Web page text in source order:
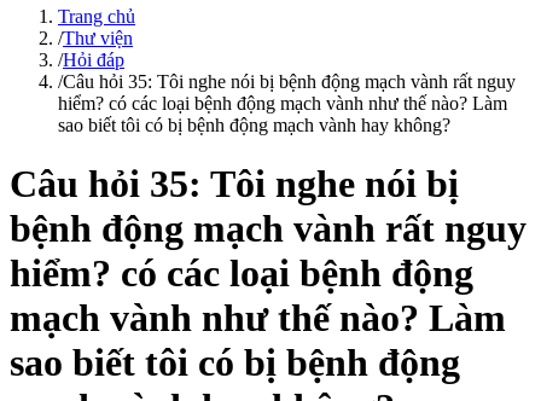
Trang chủ
/Thư viện
/Hỏi đáp
/Câu hỏi 35: Tôi nghe nói bị bệnh động mạch vành rất nguy
hiểm? có các loại bệnh động mạch vành như thế nào? Làm
sao biết tôi có bị bệnh động mạch vành hay không?
Câu hỏi 35: Tôi nghe nói bị
bệnh động mạch vành rất nguy
hiểm? có các loại bệnh động
mạch vành như thế nào? Làm
sao biết tôi có bị bệnh động